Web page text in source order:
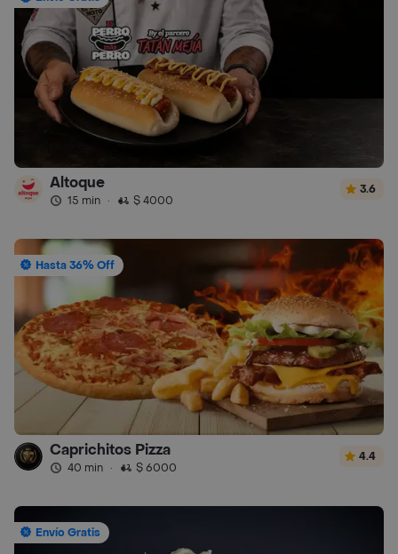
Altoque
15 min · $ 4000
3.6
Hasta 36% Off
Caprichitos Pizza
40 min · $ 6000
4.4
Envío Gratis